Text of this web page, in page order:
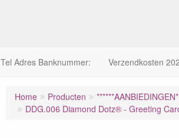
Tel Adres Banknummer: Verzendkosten
Home Producten
DDG.006 Diamond Dotz® - Greeting